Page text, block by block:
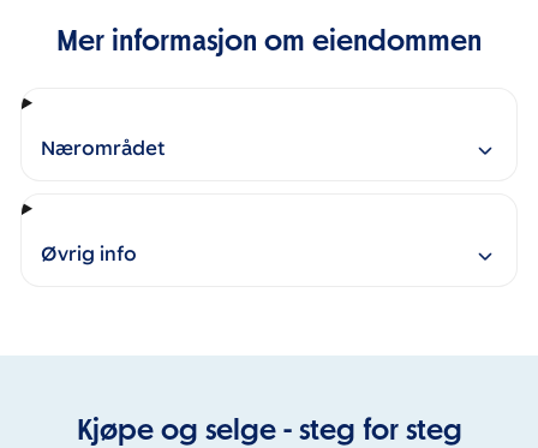
Mer informasjon om eiendommen
Nærområdet
Øvrig info
Kjøpe og selge - steg for steg